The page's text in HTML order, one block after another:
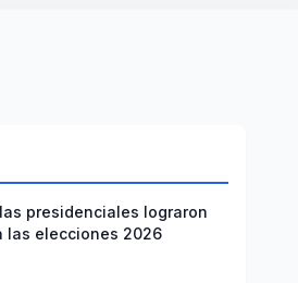
presidenciales lograron
las elecciones 2026